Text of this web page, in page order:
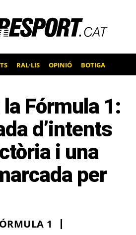
RAL·LIS OPINIÓ BOTIGA
Fórmula 1:
d’intents
i una
per
1